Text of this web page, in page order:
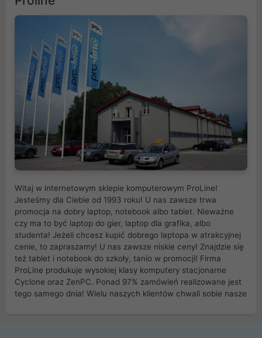
Witaj w internetowym sklepie komputerowym ProLine!
Jesteśmy dla Ciebie od 1993 roku! U nas zawsze trwa
promocja na dobry laptop, notebook albo tablet. Nieważne
czy ma to być laptop do gier, laptop dla grafika, albo
studenta! Jeżeli chcesz kupić dobrego laptopa w atrakcyjnej
cenie, to zapraszamy! U nas zawsze niskie ceny! Znajdzie się
też tablet i notebook do szkoły, tanio w promocji! Firma
ProLine produkuje wysokiej klasy komputery stacjonarne
Cyclone oraz ZenPC. Ponad 97% zamówień realizowane jest
tego samego dnia! Wielu naszych klientów chwali sobie nasze